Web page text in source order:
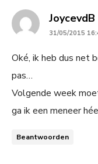
JoycevdB
31/05/2015
Oké, ik heb dus net
pas…
Volgende week
ga ik een meneer
Beantwoorden